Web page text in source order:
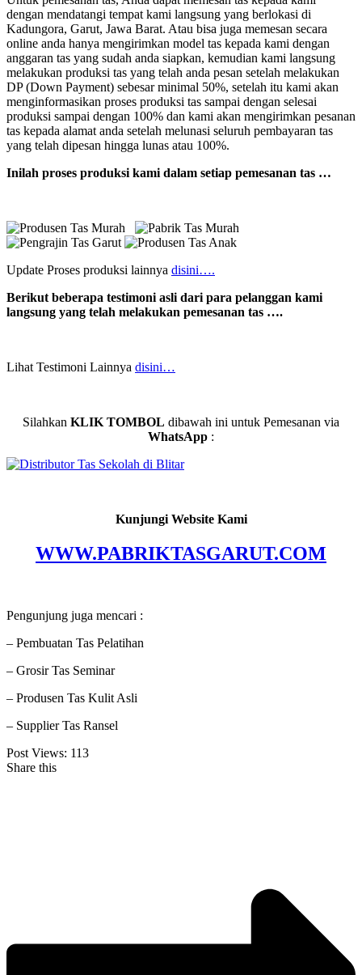
dengan mendatangi tempat kami langsung yang berlokasi di
Kadungora, Garut, Jawa Barat. Atau bisa juga memesan secara
online anda hanya mengirimkan model tas kepada kami dengan
anggaran tas yang sudah anda siapkan, kemudian kami langsung
melakukan produksi tas yang telah anda pesan setelah melakukan
DP (Down Payment) sebesar minimal 50%, setelah itu kami akan
menginformasikan proses produksi tas sampai dengan selesai
produksi sampai dengan 100% dan kami akan mengirimkan pesanan
tas kepada alamat anda setelah melunasi seluruh pembayaran tas
yang telah dipesan hingga lunas atau 100%.
Inilah proses produksi kami dalam setiap pemesanan tas …
Update Proses produksi lainnya disini….
Berikut beberapa testimoni asli dari para pelanggan kami
langsung yang telah melakukan pemesanan tas ….
Lihat Testimoni Lainnya disini…
Silahkan KLIK TOMBOL dibawah ini untuk Pemesanan via
WhatsApp :
Kunjungi Website Kami
WWW.PABRIKTASGARUT.COM
Pengunjung juga mencari :
– Pembuatan Tas Pelatihan
– Grosir Tas Seminar
– Produsen Tas Kulit Asli
– Supplier Tas Ransel
Post Views: 113
Share this